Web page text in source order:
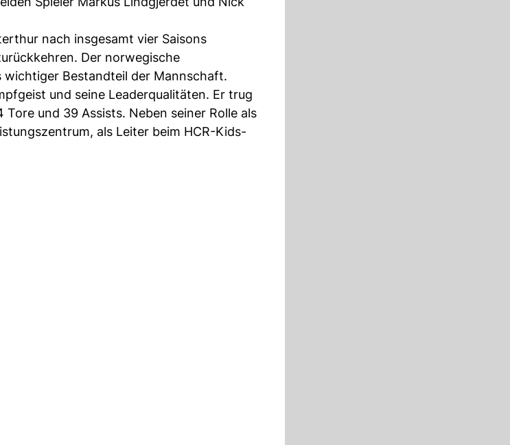
nach insgesamt vier Saisons
Der norwegische
wichtiger Bestandteil der Mannschaft.
und seine Leaderqualitäten. Er trug
und 39 Assists. Neben seiner Rolle als
als Leiter beim HCR-Kids-